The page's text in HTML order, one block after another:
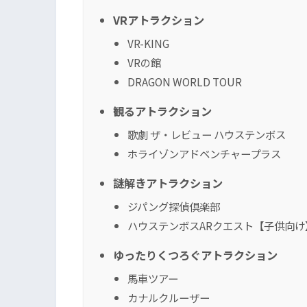
VRアトラクション
VR-KING
VRの館
DRAGON WORLD TOUR
観るアトラクション
歌劇 ザ・レビュー ハウステンボス
ホライゾンアドベンチャープラス
謎解きアトラクション
ジパング探偵倶楽部
ハウステンボスARクエスト【子供向
ゆったりくつろぐアトラクション
馬車ツアー
カナルクルーザー